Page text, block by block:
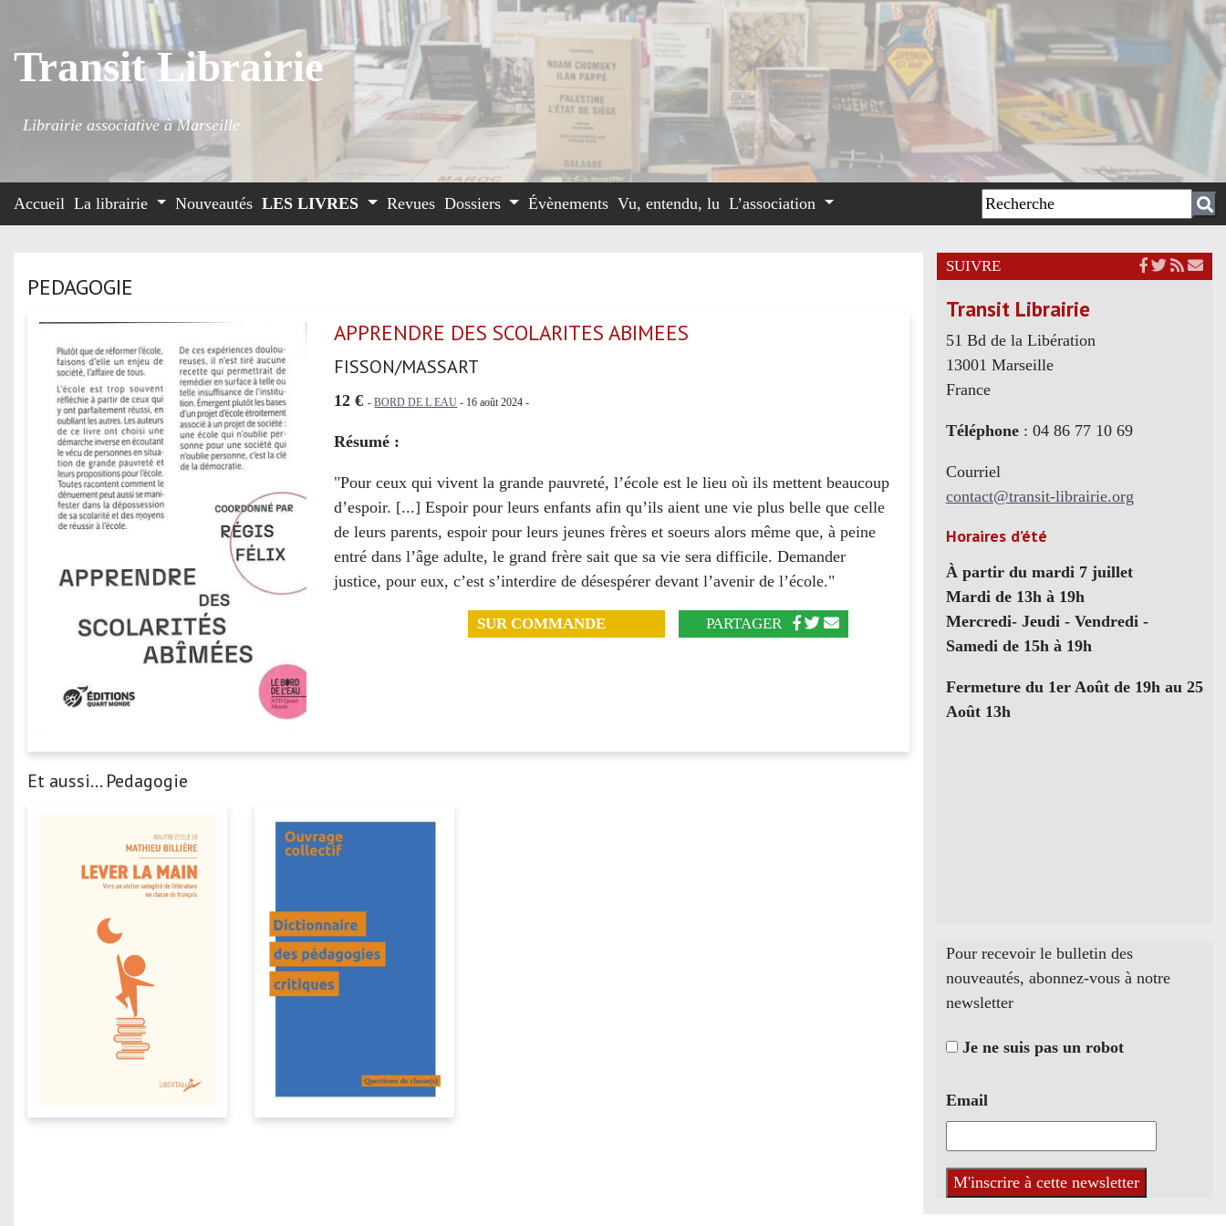
Transit Librairie
Librairie associative à Marseille
Accueil La librairie Nouveautés LES LIVRES Revues Dossiers Évènements Vu, entendu, lu L’association
PEDAGOGIE
APPRENDRE DES SCOLARITES ABIMEES
FISSON/MASSART
12 € -BORD DE L EAU - 16 août 2024 -
Résumé :
"Pour ceux qui vivent la grande pauvreté, l’école est le lieu où ils mettent beaucoup
d’espoir. [...] Espoir pour leurs enfants afin qu’ils aient une vie plus belle que celle
de leurs parents, espoir pour leurs jeunes frères et soeurs alors même que, à peine
entré dans l’âge adulte, le grand frère sait que sa vie sera difficile. Demander
justice, pour eux, c’est s’interdire de désespérer devant l’avenir de l’école."
SUR COMMANDE PARTAGER
Et aussi... Pedagogie
SUIVRE
Transit Librairie
51 Bd de la Libération
13001 Marseille
France
Téléphone: 04 86 77 10 69
Courriel
contact@transit-librairie.org
Horaires d’été
À partir du mardi 7 juillet
Mardi de 13h à 19h
Mercredi- Jeudi - Vendredi -
Samedi de 15h à 19h
Fermeture du 1er Août de 19h au 25
Août 13h
Pour recevoir le bulletin des
nouveautés, abonnez-vous à notre
newsletter
Je ne suis pas un robot
Email